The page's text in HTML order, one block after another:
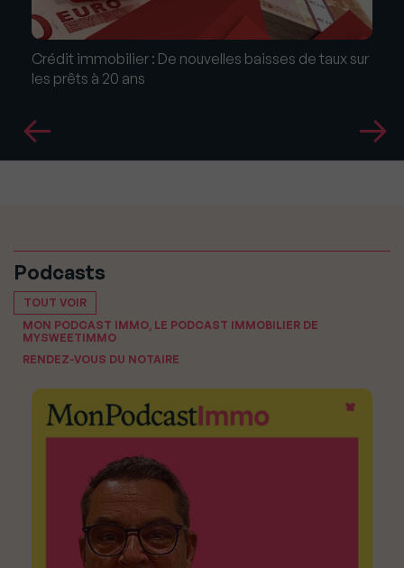
Crédit immobilier : De nouvelles baisses de taux sur
les prêts à 20 ans
Podcasts
TOUT VOIR
MON PODCAST IMMO, LE PODCAST IMMOBILIER DE
MYSWEETIMMO
RENDEZ-VOUS DU NOTAIRE